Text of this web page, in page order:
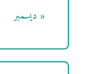
« ديسمبر